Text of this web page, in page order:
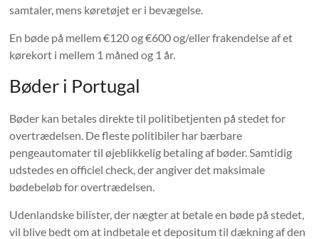
samtaler, mens køretøjet er i bevægelse.
En bøde på mellem €120 og €600 og/eller frakendelse af et
kørekort i mellem 1 måned og 1 år.
Bøder i Portugal
Bøder kan betales direkte til politibetjenten på stedet for
overtrædelsen. De fleste politibiler har bærbare
pengeautomater til øjeblikkelig betaling af bøder. Samtidig
udstedes en officiel check, der angiver det maksimale
bødebeløb for overtrædelsen.
Udenlandske bilister, der nægter at betale en bøde på stedet,
vil blive bedt om at indbetale et depositum til dækning af den